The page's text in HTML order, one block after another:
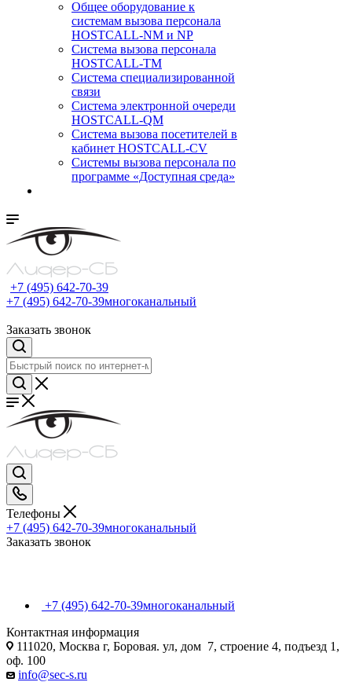
Общее оборудование к
системам вызова персонала
HOSTCALL-NM и NP
Система вызова персонала
HOSTCALL-TM
Система специализированной
связи
Система электронной очереди
HOSTCALL-QM
Cистема вызова посетителей в
кабинет HOSTCALL-CV
Системы вызова персонала по
программе «Доступная среда»
+7 (495) 642-70-39
+7 (495) 642-70-39многоканальный
Заказать звонок
Телефоны
+7 (495) 642-70-39многоканальный
Заказать звонок
+7 (495) 642-70-39многоканальный
Контактная информация
111020, Москва г, Боровая. ул, дом 7, строение 4, подъезд 1,
оф. 100
info@sec-s.ru